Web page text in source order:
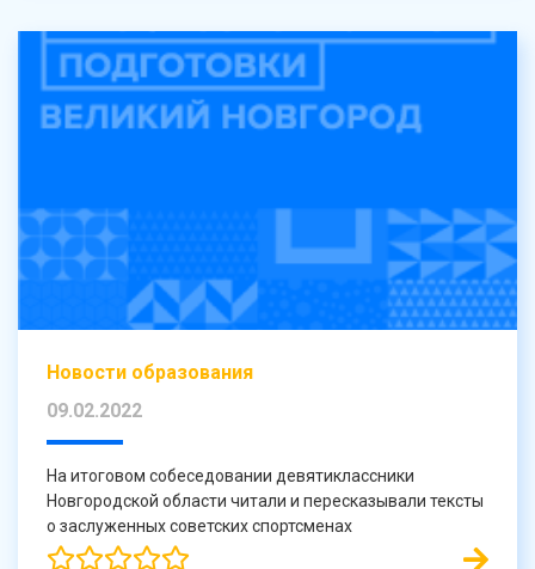
Новости образования
09.02.2022
На итоговом собеседовании девятиклассники
Новгородской области читали и пересказывали тексты
о заслуженных советских спортсменах